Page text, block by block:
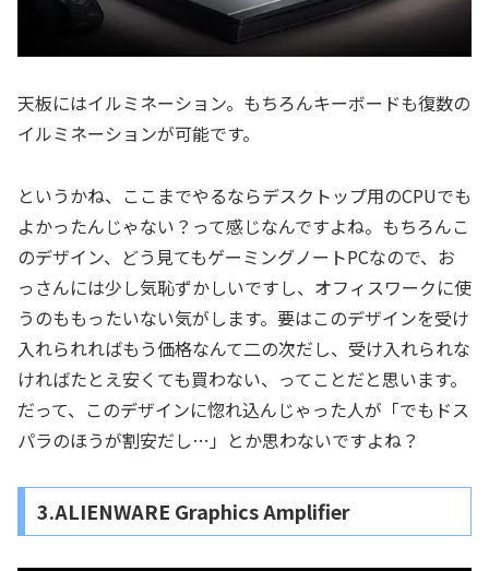
天板にはイルミネーション。もちろんキーボードも復数の
イルミネーションが可能です。
というかね、ここまでやるならデスクトップ用のCPUでも
よかったんじゃない？って感じなんですよね。もちろんこ
のデザイン、どう見てもゲーミングノートPCなので、お
っさんには少し気恥ずかしいですし、オフィスワークに使
うのももったいない気がします。要はこのデザインを受け
入れられればもう価格なんて二の次だし、受け入れられな
ければたとえ安くても買わない、ってことだと思います。
だって、このデザインに惚れ込んじゃった人が「でもドス
パラのほうが割安だし…」とか思わないですよね？
3.ALIENWARE Graphics Amplifier